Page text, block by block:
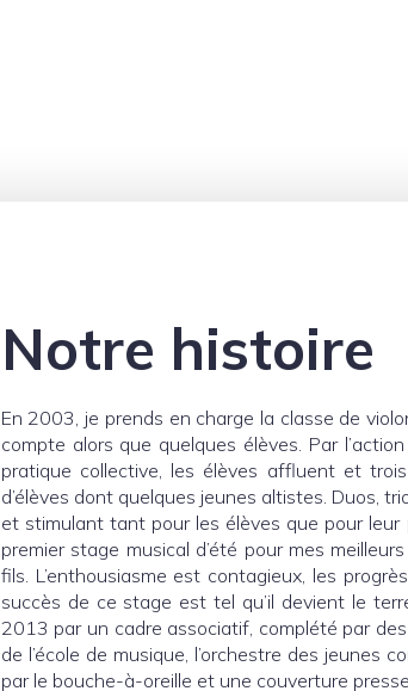
Notre histoire
En 2003, je prends en charge la classe de
compte alors que quelques élèves. Par
pratique collective, les élèves affluent et
d’élèves dont quelques jeunes altistes. Duos,
et stimulant tant pour les élèves que pour leur
premier stage musical d’été pour mes
fils. L’enthousiasme est contagieux, les
succès de ce stage est tel qu’il devient le
2013 par un cadre associatif, complété par
de l’école de musique, l’orchestre des jeunes
par le bouche-à-oreille et une couverture